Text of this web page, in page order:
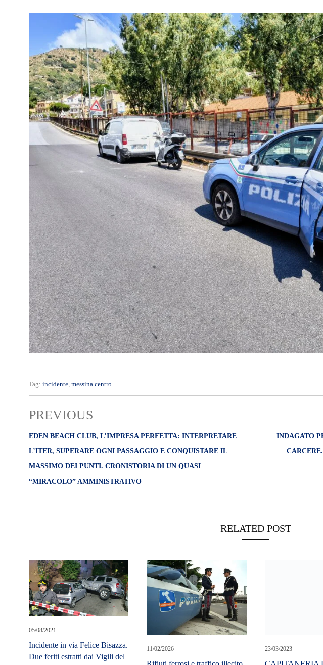
Tag: incidente, messina centro
PREVIOUS
EDEN BEACH CLUB, L’IMPRESA PERFETTA: INTERPRETARE
L’ITER, SUPERARE OGNI PASSAGGIO E CONQUISTARE IL
MASSIMO DEI PUNTI. CRONISTORIA DI UN QUASI
“MIRACOLO” AMMINISTRATIVO
INDAGATO
RELATED POST
05/08/2021
Incidente in via Felice Bisazza.
Due feriti estratti dai Vigili del
11/02/2026 23/03/2023